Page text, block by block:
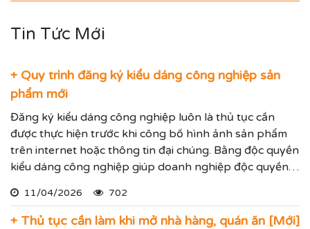
Tin Tức Mới
+ Quy trình đăng ký kiểu dáng công nghiệp sản
phẩm mới
Đăng ký kiểu dáng công nghiệp luôn là thủ tục cần
được thực hiện trước khi công bố hình ảnh sản phẩm
trên internet hoặc thông tin đại chúng. Bằng độc quyền
kiểu dáng công nghiệp giúp doanh nghiệp độc quyền
hạn đến 15 năm.
11/04/2026 702
+ Thủ tục cần làm khi mở nhà hàng, quán ăn [Mới]